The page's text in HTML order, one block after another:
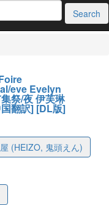
Search
eve Evelyn
集祭/夜 伊芙琳
翻訳] [DL版]
(HEIZO, 鬼頭えん)